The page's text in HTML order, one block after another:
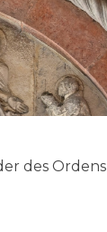
des Ordens